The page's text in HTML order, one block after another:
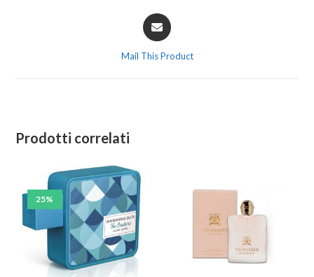
Mail This Product
Prodotti correlati
25%